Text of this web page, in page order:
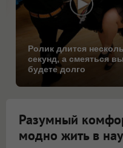
Ролик длится
секунд, а смеяться вы
будете долго
Разумный
модно жить в